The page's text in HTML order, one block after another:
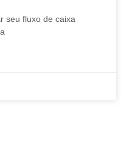
seu fluxo de caixa